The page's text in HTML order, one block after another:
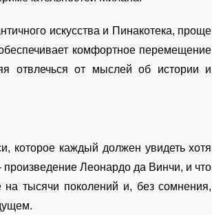
искусства и Пинакотека, проще
комфортное перемещение
отвлечься от мыслей об истории и
которое каждый должен увидеть хотя
Леонардо да Винчи, и что
на тысячи поколений и, без сомнения,